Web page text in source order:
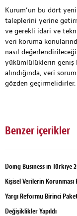
Kurum’un bu dört
taleplerini yerine
ve gerekli idari ve
veri koruma
nasıl
yükümlülüklerin geniş
alındığında, veri
gözden geçirmelidirler.
Benzer içerikler
Doing Business in Türkiye
Kişisel Verilerin
Yargı Reformu Birinci
Değişiklikler Yapıldı